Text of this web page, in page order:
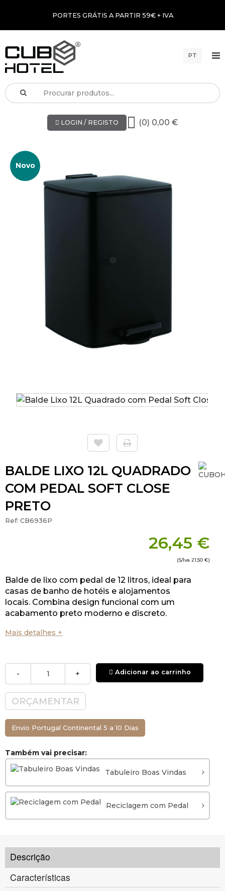
PORTES GRÁTIS A PARTIR 59€ + IVA
PT
LOGIN / REGISTO (0) 0,00 €
Novo
BALDE LIXO 12L QUADRADO
COM PEDAL SOFT CLOSE
PRETO
Ref: CB6936P
26,45 €
(S/Iva 21,50 €)
Balde de lixo com pedal de 12 litros, ideal para
casas de banho de hotéis e alojamentos
locais. Combina design funcional com um
acabamento preto moderno e discreto.
Mais detalhes +
- + Adicionar ao carrinho
ORÇAMENTAR
Envio Portugal Continental 5 a 10 Dias
Também vai precisar:
Tabuleiro Boas Vindas
Reciclagem com Pedal
Descrição
Características